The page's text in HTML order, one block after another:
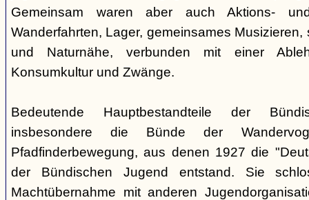
Gemeinsam waren aber auch Aktions-
Wanderfahrten, Lager, gemeinsames
und Naturnähe, verbunden mit einer
Konsumkultur und Zwänge.
Bedeutende Hauptbestandteile der
insbesondere die Bünde der
Pfadfinderbewegung, aus denen 1927 die
der Bündischen Jugend entstand. Sie
Machtübernahme mit anderen